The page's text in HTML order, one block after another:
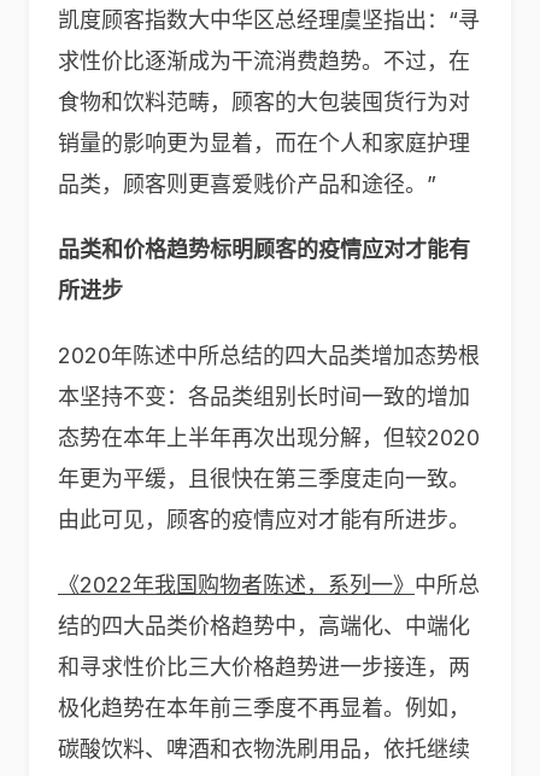
凯度顾客指数大中华区总经理虞坚指出：“寻
求性价比逐渐成为干流消费趋势。不过，在
食物和饮料范畴，顾客的大包装囤货行为对
销量的影响更为显着，而在个人和家庭护理
品类，顾客则更喜爱贱价产品和途径。”
品类和价格趋势标明顾客的疫情应对才能有
所进步
2020年陈述中所总结的四大品类增加态势根
本坚持不变：各品类组别长时间一致的增加
态势在本年上半年再次出现分解，但较2020
年更为平缓，且很快在第三季度走向一致。
由此可见，顾客的疫情应对才能有所进步。
《2022年我国购物者陈述，系列一》 中所总
结的四大品类价格趋势中，高端化、中端化
和寻求性价比三大价格趋势进一步接连，两
极化趋势在本年前三季度不再显着。例如，
碳酸饮料、啤酒和衣物洗刷用品，依托继续